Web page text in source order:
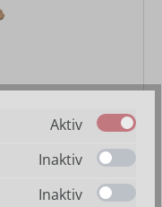
Aktiv
Inaktiv
Inaktiv